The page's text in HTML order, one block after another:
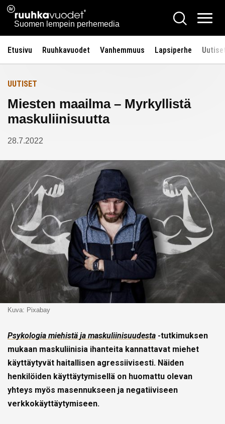
Siirry
sisältöön
Ruuhkavuodet.fi
Suomen lempein perhemedia
Hae
Etusivu Ruuhkavuodet Vanhemmuus Lapsiperhe
Etusivulle
UUTISET
Miesten maailma – Myrkyllistä
maskuliinisuutta
28.7.2022
Kuva: Pixabay
Psykologia miehistä ja maskuliinisuudesta -tutkimuksen
mukaan maskuliinisia ihanteita kannattavat miehet
käyttäytyvät haitallisen agressiivisesti. Näiden
henkilöiden käyttäytymisellä on huomattu olevan
yhteys myös masennukseen ja negatiiviseen
verkkokäyttäytymiseen.